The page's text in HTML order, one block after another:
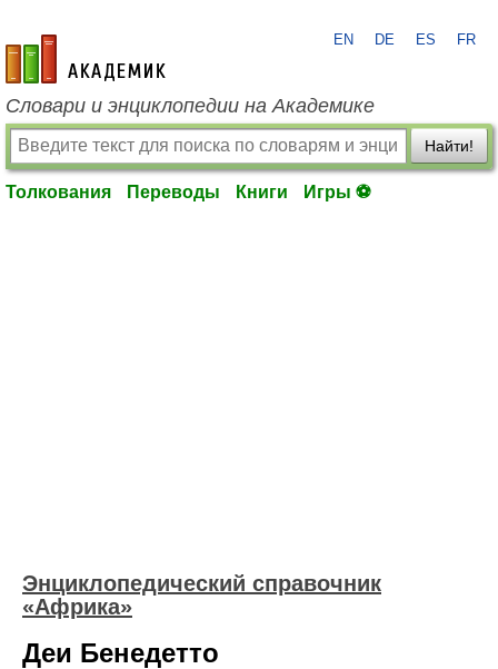
academic.ru
EN DE ES FR
Словари и энциклопедии на Академике
Найти!
Толкования Переводы Книги Игры ⚽
Энциклопедический справочник
«Африка»
Деи Бенедетто